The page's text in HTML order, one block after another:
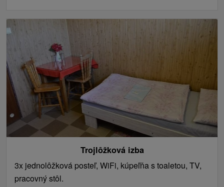
Trojlôžková izba
3x jednolôžková posteľ, WiFi, kúpeľňa s toaletou, TV,
pracovný stôl.